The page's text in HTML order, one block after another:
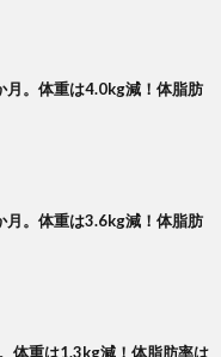
月。体重は4.0kg減！体脂肪
月。体重は3.6kg減！体脂肪
体重は1.3kg減！体脂肪率は